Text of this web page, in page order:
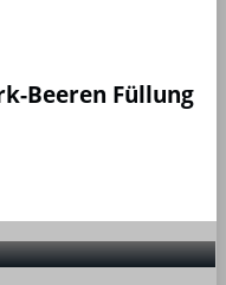
Beeren Füllung